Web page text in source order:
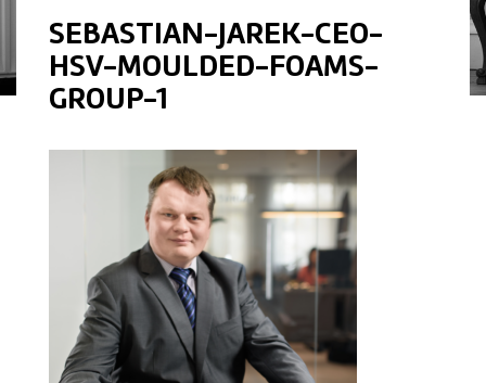
SEBASTIAN-JAREK-CEO-
HSV-MOULDED-FOAMS-
GROUP-1